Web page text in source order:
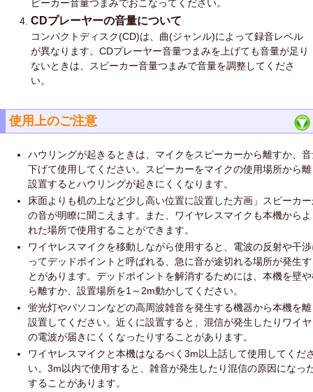
ピーカー音量つまみでおこなってください。
CDプレーヤーの音量について
コンパクトディスク(CD)は、曲(ジャンル)によって録音レベル
が異なります。CDプレーヤー音量つまみを上げても音量が足り
ないときは、スピーカー音量つまみで音量を調整してくださ
い。
使用上のご注意
ハウリングが起きるときは、マイクをスピーカーから離すか、
下げて使用してください。スピーカーをマイクの使用場所から
設置するとハウリングが起きにくくなります。
床面よりも机の上など少し高い位置に設置した方画」スピーカ
の音が明瞭に聞こえます。また、ワイヤレスマイクも本機から
れた場所で使用することができます。
ワイヤレスマイクを移動しながら使用すると、電波の反射や干
ってデッドポイントと呼ばれる、急に音が途切れる場所が発生
とがあります。デッドポイントを解消するためには、本機を壁
ら離すか、設置場所を1～2m動かしてください。
蛍光灯やパソコンなどの高周波雑音を発生する機器から本機を
設置してください。近くに設置すると、混信が発生したりワイ
の電波が届きにくくなったりすることがあります。
ワイヤレスマイクと本機はなるべく3m以上話して使用してくだ
い。3m以内で使用すると、雑音が発生したり混信の原因になっ
することがあります。